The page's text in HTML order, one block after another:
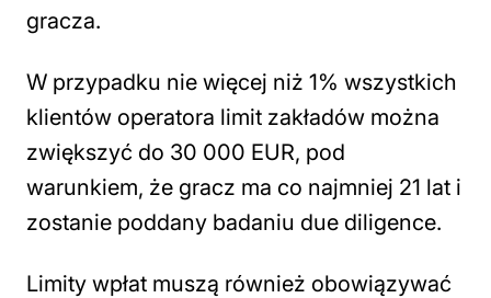
gracza.
W przypadku nie więcej niż 1% wszystkich
klientów operatora limit zakładów można
zwiększyć do 30 000 EUR, pod
warunkiem, że gracz ma co najmniej 21 lat i
zostanie poddany badaniu due diligence.
Limity wpłat muszą również obowiązywać